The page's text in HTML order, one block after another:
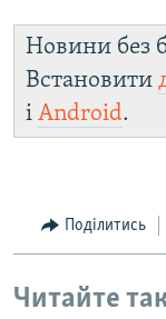
Новини без
Встановити
і Android.
Поділитись
Читайте